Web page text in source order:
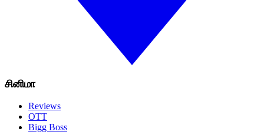
சினிமா
Reviews
OTT
Bigg Boss